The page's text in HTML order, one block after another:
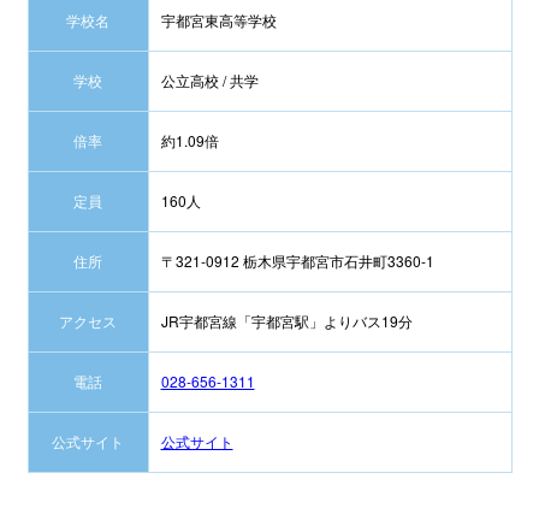
学校名 宇都宮東高等学校
学校 公立高校 / 共学
倍率 約1.09倍
定員 160人
住所 〒321-0912 栃木県宇都宮市石井町3360-1
アクセス JR宇都宮線「宇都宮駅」よりバス19分
電話 028-656-1311
公式サイト 公式サイト